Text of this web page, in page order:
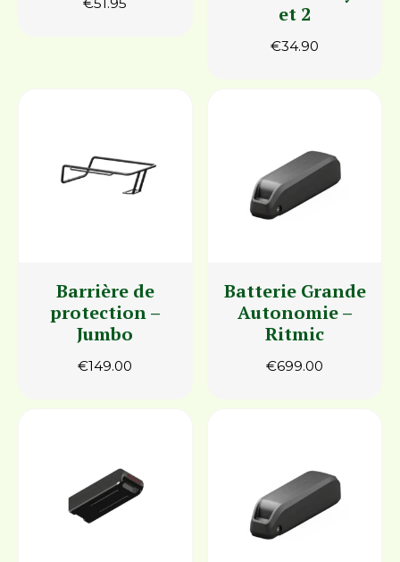
€51.95
et 2
€34.90
Barrière de
protection –
Jumbo
€149.00
Batterie Grande
Autonomie –
Ritmic
€699.00